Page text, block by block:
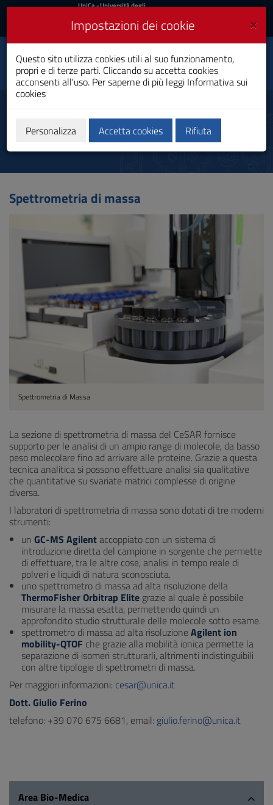
Vai
al
navigazione
sito
al
UniCa
Accedi
UniCa- Università degli
Accedi UniCA News
Toggle
navigation
Centro Servizi di Ateneo
per la Ricerca (CeSAR)
Spettrometria di massa
Spettrometria di massa
Spettrometria di Massa
La sezione di spettrometria di massa del CeSAR fornisce
supporto per le analisi di un ampio range di molecole, da basso
peso molecolare fino ad arrivare alle proteine. Grazie a questa
tecnica analitica si possono effettuare analisi sia qualitative
che quantitative su svariate matrici complesse di origine
diversa.
I laboratori di spettrometria di massa sono dotati di tre moderni
strumenti:
un GC-MS Agilentaccoppiato con un sistema di
introduzione diretta del campione in sorgente che permette
di effettuare, tra le altre cose, analisi in tempo reale di
polveri e liquidi di natura sconosciuta.
uno spettrometro di massa ad alta risoluzione della
ThermoFisher Orbitrap Elite grazie al quale è possibile
misurare la massa esatta, permettendo quindi un
approfondito studio strutturale delle molecole sotto esame.
spettrometro di massa ad alta risoluzioneAgilent ion
mobility-QTOF che grazie alla mobilità ionica permette la
separazione di isomeri strutturarli, altrimenti indistinguibili
con altre tipologie di spettrometri di massa.
Per maggiori informazioni: cesar@unica.it
Dott. Giulio Ferino
telefono: +39 070 675 6681, email: giulio.ferino@unica.it
Area Bio-Medica
×
Impostazioni dei cookie
Questo sito utilizza cookies utili al suo funzionamento,
propri e di terze parti. Cliccando su accetta cookies
acconsenti all'uso. Per saperne di più leggi Informativa sui
cookies
Personalizza Accetta cookies Rifiuta